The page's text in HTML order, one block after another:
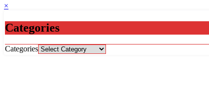
×
Categories
Categories